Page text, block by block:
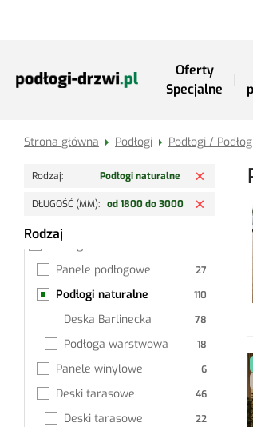
Oferty
Specjalne
Strona główna Podłogi Podłogi /
Rodzaj Podłogi naturalne
DŁUGOŚĆ (MM) od 1800 do 3000
Rodzaj
Podłogi
Panele podłogowe
Podłogi naturalne
Deska Barlinecka
Podłoga warstwowa
Panele winylowe
Deski tarasowe
Deski tarasowe